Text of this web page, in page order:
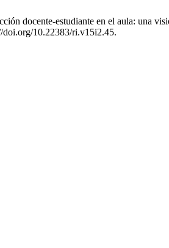
docente-estudiante en el aula: una
10.22383/ri.v15i2.45.